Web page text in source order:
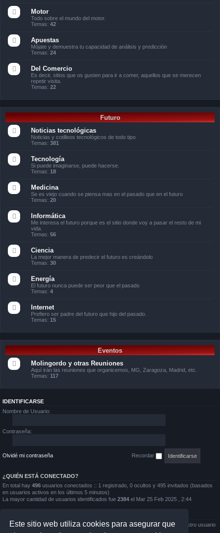
Este sitio web utiliza cookies para asegurar que
Motor
Todo sobre el mundo del motor.
Temas: 42
Apuestas
Mójate y demuestra tu capacidad de análisis y predicción
Temas: 24
Del Comercio
Es decir, sitios que os gusten para ir a comer, aquellos que se merecen
repetir visita.
Temas: 22
Futuro
Noticias tecnológicas
Noticias y cotilleos tecnológicos de todo tipo
Temas: 381
Tecnología
Si puede imaginarse, puede hacerse.
Temas: 18
Medicina
Se es viejo cuando se piensa mas en el pasado que en el futuro
Temas: 20
Informática
Me interesa el futuro porque es el sitio donde voy a pasar el resto de mi
vida.
Temas: 56
Ciencia
La mejor manera de predecir el futuro es creándolo
Temas: 30
Energía
El futuro nunca puede ser peor que el pasado
Temas: 4
Internet
Prefiero ser padre del futuro que hijo del pasado.
Temas: 15
Eventos
Molingordo y otras Reuniones
Aquí irán las reuniones que organicemos, MG, Zaragoza, Madrid, etc.
Temas: 117
IDENTIFICARSE
Nombre de Usuario:
Contraseña:
Olvidé mi contraseña Recordar
¿QUIÉN ESTÁ CONECTADO?
En total hay 496 usuarios conectados :: 1 registrado, 0 ocultos y 495 invitados (basados
en usuarios activos en los últimos 5 minutos)
La mayor cantidad de usuarios identificados fue 2384 el Mar 25 Feb 2025 , 2:44
Mensajes totales167724• Temas totales11150• Usuarios totales 2732• Nuestro usuario
más reciente es
Rafa45